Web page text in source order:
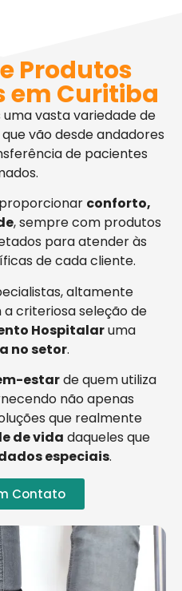
Produtos
em Curitiba
vasta variedade de
que vão desde andadores
de pacientes
conforto,
, sempre com produtos
para atender às
de cada cliente.
altamente
criteriosa seleção de
Hospitalaruma
no setor.
estarde quem utiliza
não apenas
que realmente
de vida daqueles que
especiais.
Contato